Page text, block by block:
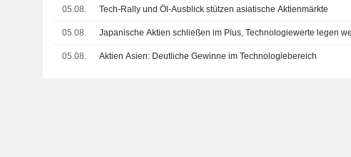
05.08. Tech-Rally und Öl-Ausblick stützen asiatische Aktienmärkte
05.08. Japanische Aktien schließen im Plus, Technologiewerte legen
05.08. Aktien Asien: Deutliche Gewinne im Technologiebereich